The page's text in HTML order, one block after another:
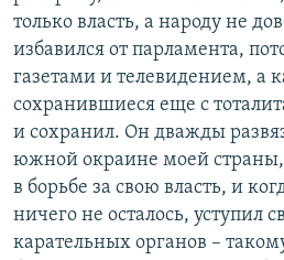
только власть, а народу не
избавился от парламента,
газетами и телевидением, а
сохранившиеся еще с
и сохранил. Он дважды
южной окраине моей страны,
в борьбе за свою власть, и
ничего не осталось, уступил
карательных органов –